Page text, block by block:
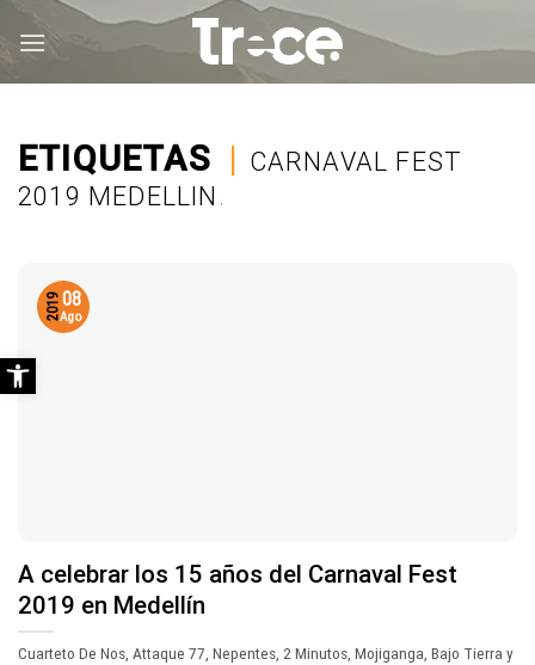
ETIQUETAS | CARNAVAL FEST
2019 MEDELLIN .
A celebrar los 15 años del Carnaval Fest
2019 en Medellín
Cuarteto De Nos, Attaque 77, Nepentes, 2 Minutos, Mojiganga, Bajo Tierra y
08
Ago
2019
Abrir barra de herramientas